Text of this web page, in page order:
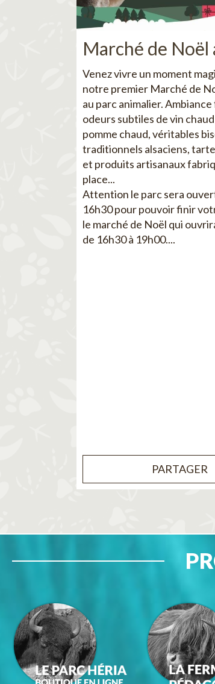
Marché de Noël
Venez vivre un moment
notre premier Marché de
au parc animalier.
odeurs subtiles de vin
pomme chaud, véritables
traditionnels alsaciens,
et produits artisanaux
place...
Attention le parc sera
16h30 pour pouvoir finir
le marché de Noël qui
de 16h30 à 19h00....
PARTAGER